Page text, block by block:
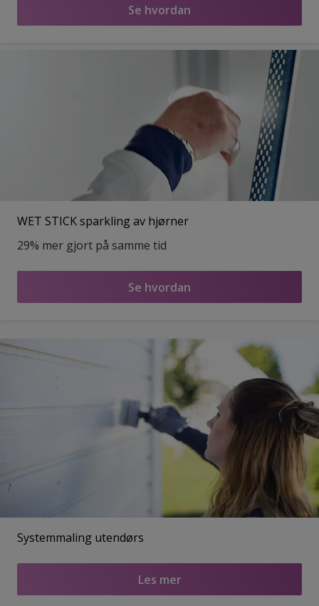
Se hvordan
WET STICK sparkling av hjørner
29% mer gjort på samme tid
Se hvordan
Systemmaling utendørs
Les mer